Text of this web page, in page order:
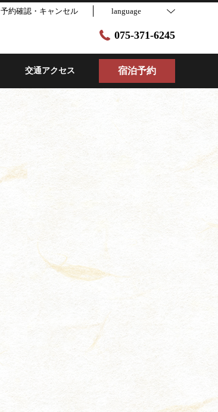
予約確認・キャンセル language
075-371-6245
交通アクセス 宿泊予約